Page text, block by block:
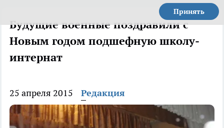
Принять
Будущие военные поздравили с
Новым годом подшефную школу-
интернат
25 апреля 2015 Редакция